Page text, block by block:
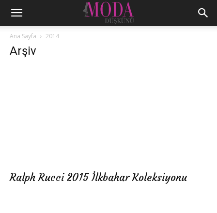
Ana Sayfa 2014
Arşiv
Ralph Rucci 2015 İlkbahar Koleksiyonu